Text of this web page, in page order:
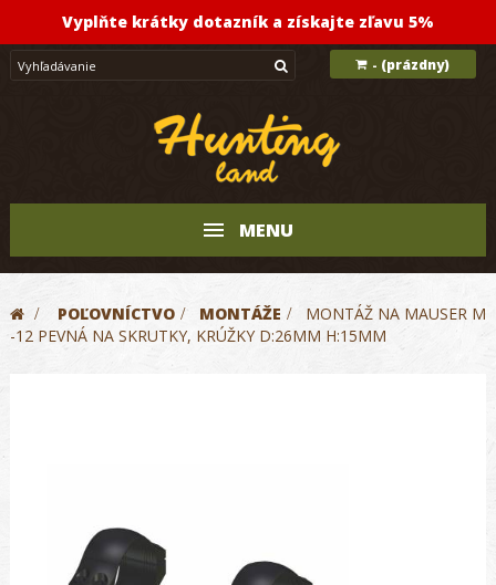
Vyplňte krátky dotazník a získajte zľavu 5%
- (prázdny)
MENU
> POĽOVNÍCTVO > MONTÁŽE >
MONTÁŽ NA MAUSER M
-12 PEVNÁ NA SKRUTKY, KRÚŽKY D:26MM H:15MM